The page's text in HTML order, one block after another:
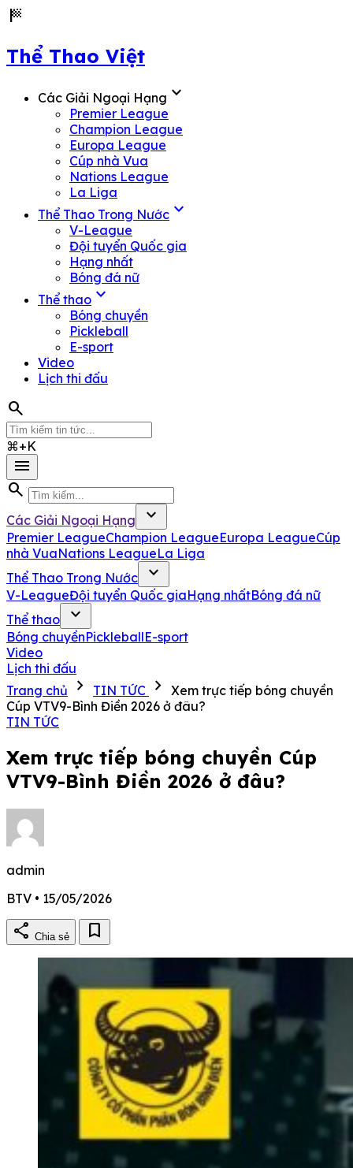
sports_score
Thể Thao Việt
Các Giải Ngoại Hạng expand_more
Premier League
Champion League
Europa League
Cúp nhà Vua
Nations League
La Liga
Thể Thao Trong Nước expand_more
V-League
Đội tuyển Quốc gia
Hạng nhất
Bóng đá nữ
Thể thao expand_more
Bóng chuyền
Pickleball
E-sport
Video
Lịch thi đấu
search
⌘+K
menu
search
Các Giải Ngoại Hạng expand_more
Premier LeagueChampion LeagueEuropa LeagueCúp
nhà VuaNations LeagueLa Liga
Thể Thao Trong Nước
expand_more
V-LeagueĐội tuyển Quốc giaHạng nhấtBóng đá nữ
Thể thao
expand_more
Bóng chuyềnPickleballE-sport
Video
Lịch thi đấu
Trang chủ
chevron_right TIN TỨC chevron_right Xem trực tiếp bóng chuyền
Cúp VTV9-Bình Điền 2026 ở đâu?
TIN TỨC
Xem trực tiếp bóng chuyền Cúp
VTV9-Bình Điền 2026 ở đâu?
admin
BTV • 15/05/2026
share Chia sẻ bookmark